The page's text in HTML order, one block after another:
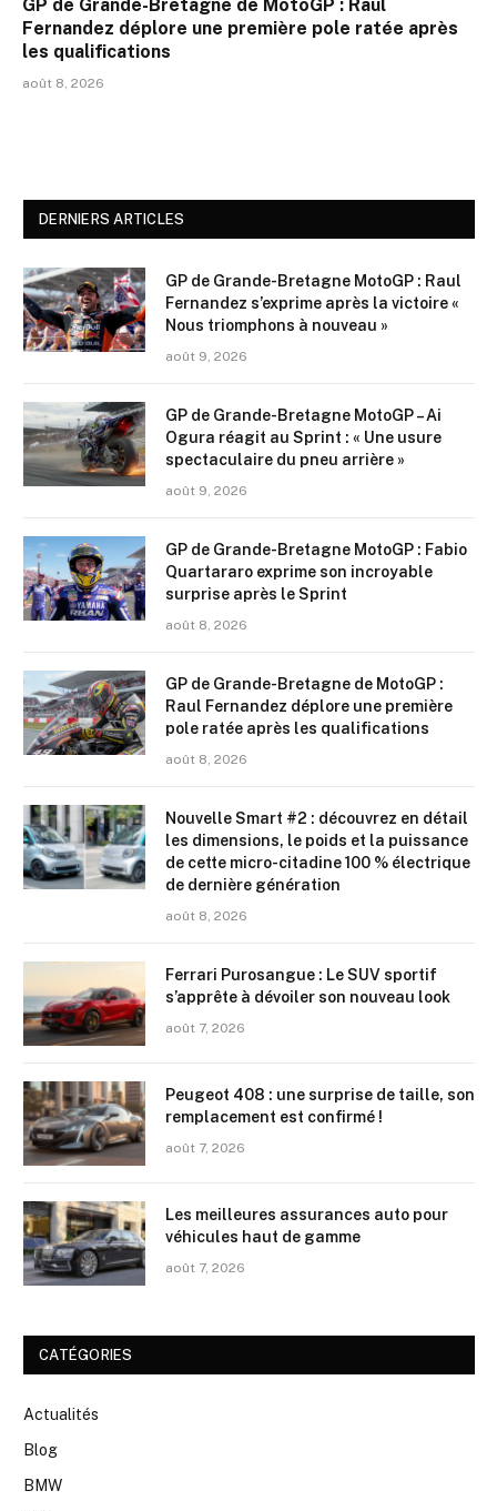
GP de Grande-Bretagne de MotoGP : Raul
Fernandez déplore une première pole ratée après
les qualifications
août 8, 2026
DERNIERS ARTICLES
GP de Grande-Bretagne MotoGP : Raul
Fernandez s’exprime après la victoire «
Nous triomphons à nouveau »
août 9, 2026
GP de Grande-Bretagne MotoGP – Ai
Ogura réagit au Sprint : « Une usure
spectaculaire du pneu arrière »
août 9, 2026
GP de Grande-Bretagne MotoGP : Fabio
Quartararo exprime son incroyable
surprise après le Sprint
août 8, 2026
GP de Grande-Bretagne de MotoGP :
Raul Fernandez déplore une première
pole ratée après les qualifications
août 8, 2026
Nouvelle Smart #2 : découvrez en détail
les dimensions, le poids et la puissance
de cette micro-citadine 100 % électrique
de dernière génération
août 8, 2026
Ferrari Purosangue : Le SUV sportif
s’apprête à dévoiler son nouveau look
août 7, 2026
Peugeot 408 : une surprise de taille, son
remplacement est confirmé !
août 7, 2026
Les meilleures assurances auto pour
véhicules haut de gamme
août 7, 2026
CATÉGORIES
Actualités
Blog
BMW